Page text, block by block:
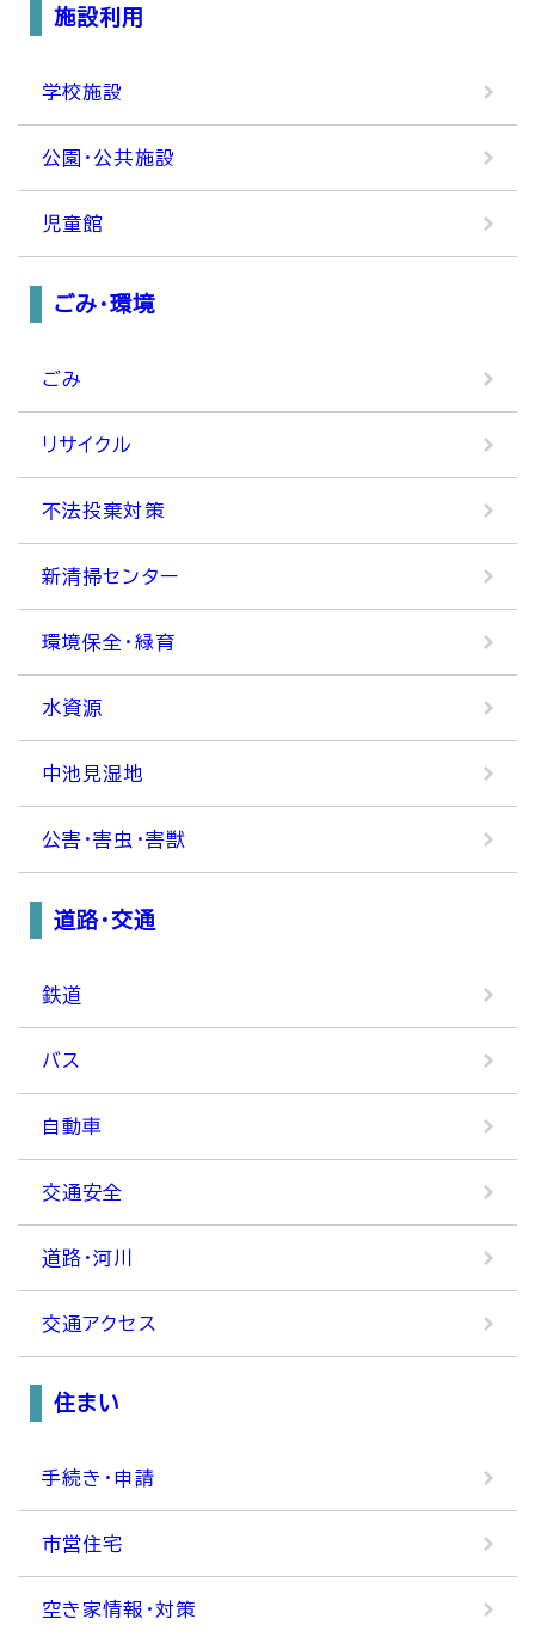
施設利用
学校施設
公園・公共施設
児童館
ごみ・環境
ごみ
リサイクル
不法投棄対策
新清掃センター
環境保全・緑育
水資源
中池見湿地
公害・害虫・害獣
道路・交通
鉄道
バス
自動車
交通安全
道路・河川
交通アクセス
住まい
手続き・申請
市営住宅
空き家情報・対策